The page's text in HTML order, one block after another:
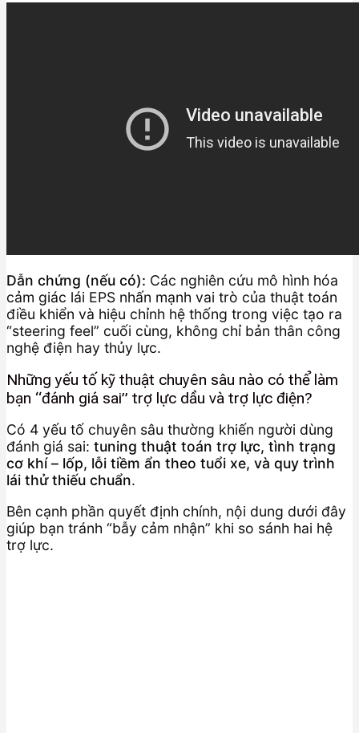
Dẫn chứng (nếu có): Các nghiên cứu mô hình hóa
cảm giác lái EPS nhấn mạnh vai trò của thuật toán
điều khiển và hiệu chỉnh hệ thống trong việc tạo ra
“steering feel” cuối cùng, không chỉ bản thân công
nghệ điện hay thủy lực.
Những yếu tố kỹ thuật chuyên sâu nào có thể làm
bạn “đánh giá sai” trợ lực dầu và trợ lực điện?
Có 4 yếu tố chuyên sâu thường khiến người dùng
đánh giá sai: tuning thuật toán trợ lực, tình trạng
cơ khí – lốp, lỗi tiềm ẩn theo tuổi xe, và quy trình
lái thử thiếu chuẩn.
Bên cạnh phần quyết định chính, nội dung dưới đây
giúp bạn tránh “bẫy cảm nhận” khi so sánh hai hệ
trợ lực.